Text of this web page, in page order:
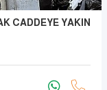
CADDEYE YAKIN